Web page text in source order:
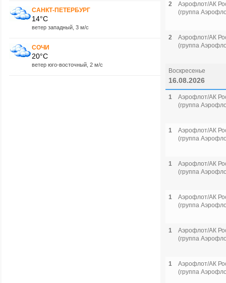
САНКТ-ПЕТЕРБУРГ
14°C
ветер западный, 3 м/с
СОЧИ
20°C
ветер юго-восточный, 2 м/с
2
Аэрофлот/АК
(группа
2
Аэрофлот/АК
(группа
Воскресенье
16.08.2026
1
Аэрофлот/АК
(группа
1
Аэрофлот/АК
(группа
1
Аэрофлот/АК
(группа
1
Аэрофлот/АК
(группа
1
Аэрофлот/АК
(группа
1
Аэрофлот/АК
(группа